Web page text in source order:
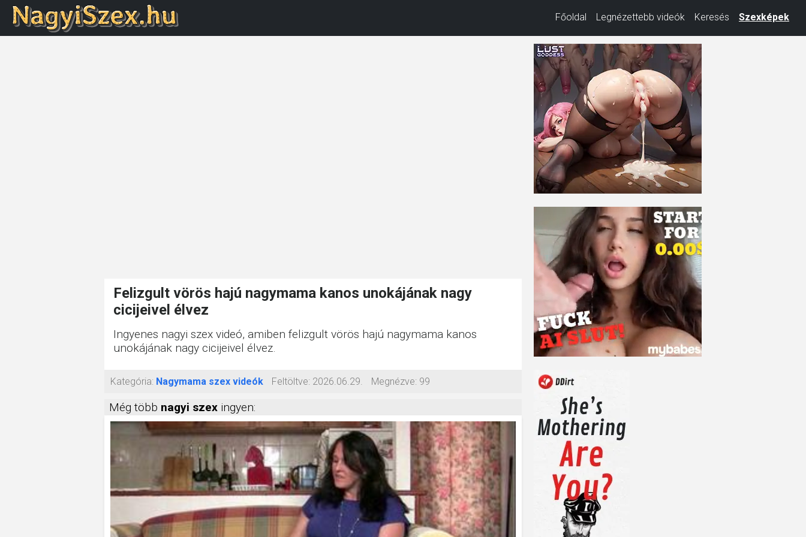
Főoldal Legnézettebb videók Keresés Szexképek
Felizgult vörös hajú nagymama kanos unokájának nagy
cicijeivel élvez
Ingyenes nagyi szex videó, amiben felizgult vörös hajú nagymama kanos
unokájának nagy cicijeivel élvez.
Kategória: Nagymama szex videók Feltöltve: 2026.06.29. Megnézve: 99
Még több nagyi szex ingyen: